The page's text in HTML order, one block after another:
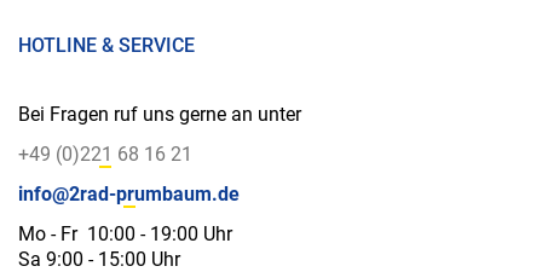
HOTLINE & SERVICE
Bei Fragen ruf uns gerne an unter
+49 (0)221 68 16 21
info@2rad-prumbaum.de
Mo - Fr 10:00 - 19:00 Uhr
Sa 9:00 - 15:00 Uhr